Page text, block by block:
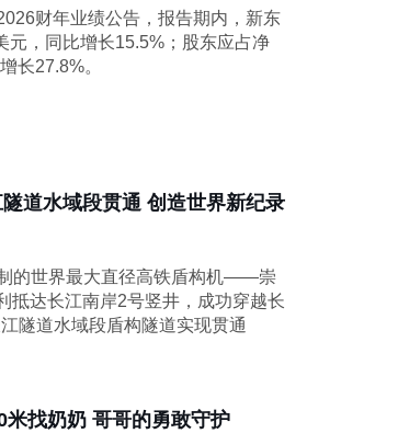
财年业绩公告，报告期内，新东
元，同比增长15.5%；股东应占净
长27.8%。
道水域段贯通 创造世界新纪录
的世界最大直径高铁盾构机——崇
抵达长江南岸2号竖井，成功穿越长
隧道水域段盾构隧道实现贯通
米找奶奶 哥哥的勇敢守护